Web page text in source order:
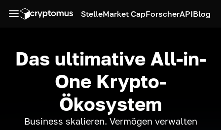
StelleMarket CapForscherAPIBlog
Das ultimative All-in-
One Krypto-
Ökosystem
Business skalieren. Vermögen verwalten